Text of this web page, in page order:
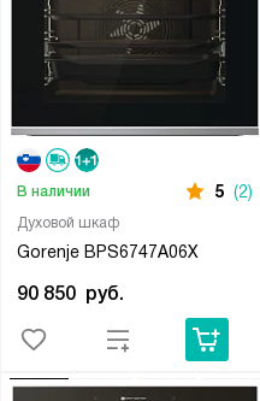
Духовой шкаф
Gorenje BPS6747A06X
В наличии 5 (2)
90 850 руб.